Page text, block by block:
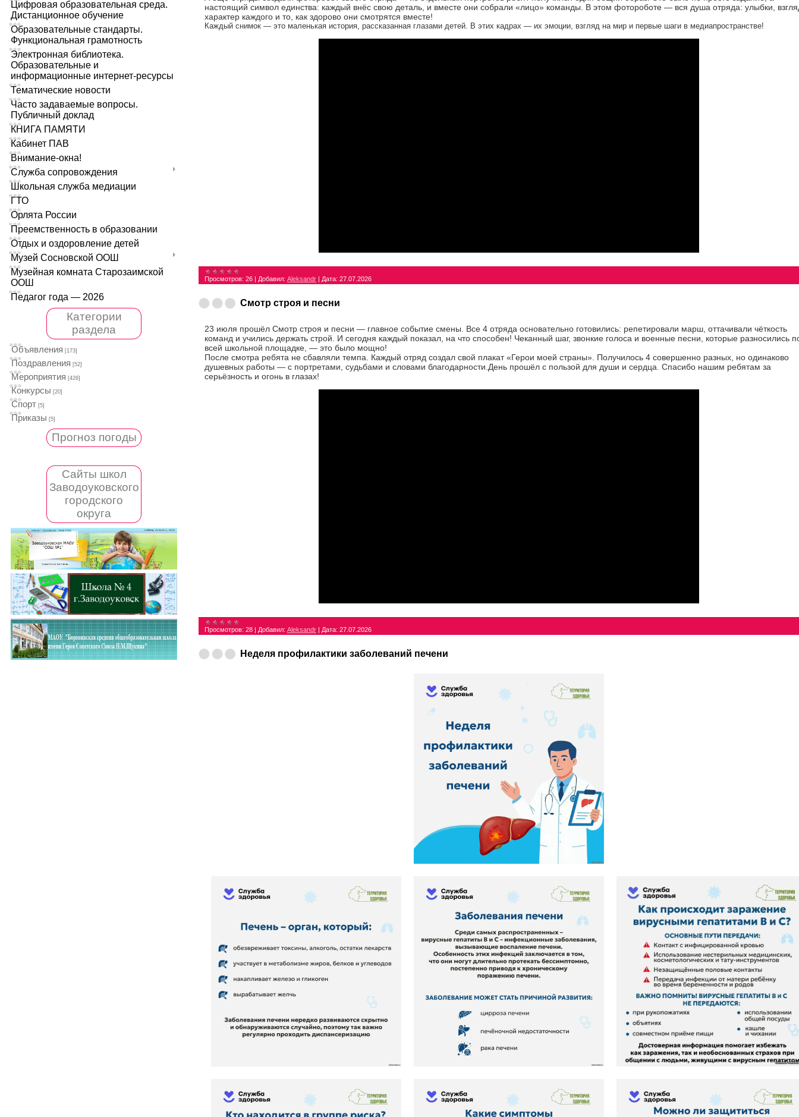
Цифровая образовательная среда.
Дистанционное обучение
Образовательные стандарты.
Функциональная грамотность
Электронная библиотека.
Образовательные и
информационные интернет-ресурсы
Тематические новости
Часто задаваемые вопросы.
Публичный доклад
КНИГА ПАМЯТИ
Кабинет ПАВ
Внимание-окна!
Служба сопровождения
Школьная служба медиации
ГТО
Орлята России
Преемственность в образовании
Отдых и оздоровление детей
Музей Сосновской ООШ
Музейная комната Старозаимской
ООШ
Педагог года — 2026
Категории
раздела
Объявления [173]
Поздравления [52]
Мероприятия [426]
Конкурсы [20]
Спорт [5]
Приказы [5]
Прогноз погоды
Сайты школ
Заводоуковского
городского
округа
настоящий символ единства: каждый внёс свою деталь, и вместе они собрали «лицо» команды. В этом фотороботе — вся душа отряда: улыбки,
характер каждого и то, как здорово они смотрятся вместе!
Каждый снимок — это маленькая история, рассказанная глазами детей. В этих кадрах — их эмоции, взгляд на мир и первые шаги в медиапространстве!
Просмотров: 26 | Добавил: Aleksandr | Дата: 27.07.2026
Смотр строя и песни
23 июля прошёл Смотр строя и песни — главное событие смены. Все 4 отряда основательно готовились: репетировали марш, оттачивали чёткость
команд и учились держать строй. И сегодня каждый показал, на что способен! Чеканный шаг, звонкие голоса и военные песни, которые разносились
всей школьной площадке, — это было мощно!
После смотра ребята не сбавляли темпа. Каждый отряд создал свой плакат «Герои моей страны». Получилось 4 совершенно разных, но одинаково
душевных работы — с портретами, судьбами и словами благодарности.День прошёл с пользой для души и сердца. Спасибо нашим ребятам за
серьёзность и огонь в глазах!
Просмотров: 28 | Добавил: Aleksandr | Дата: 27.07.2026
Неделя профилактики заболеваний печени